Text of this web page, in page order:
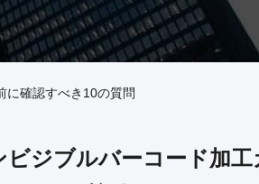
に確認すべき10の質問
ジブルバーコード加工